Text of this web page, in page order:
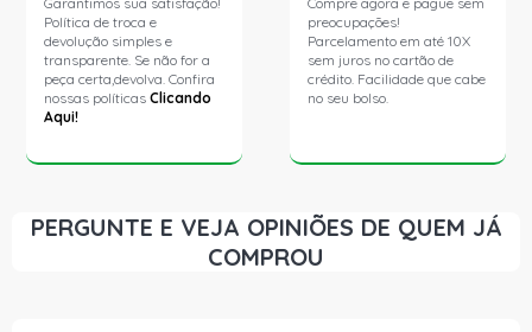
S10 LUXE PICKUP 2.2 8V GASOLINA (1995 - 2000)
S10 STD PICKUP 2.2 8V MPFI GASOLINA (1995 - 2000)
S10 RODEIO PICKUP 2.4 8V C24NE GASOLINA (2001 -
S10 STD PICKUP 2.4 8V C24NE GASOLINA (2001 - 2004)
Política de troca e
devolução simples e
transparente. Se não for a
peça certa,devolva. Confira
nossas políticasClicando
Aqui!
preocupações!
Parcelamento em até 10X
sem juros no cartão de
crédito. Facilidade que cabe
no seu bolso.
PERGUNTE E VEJA OPINIÕES DE QUEM JÁ
COMPROU